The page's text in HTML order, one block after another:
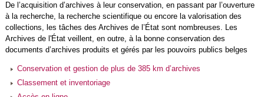
De l’acquisition d’archives à leur conservation, en passant par l’ouverture
à la recherche, la recherche scientifique ou encore la valorisation des
collections, les tâches des Archives de l’État sont nombreuses. Les
Archives de l'État veillent, en outre, à la bonne conservation des
documents d’archives produits et gérés par les pouvoirs publics belges
Conservation et gestion de plus de 385 km d’archives
Classement et inventoriage